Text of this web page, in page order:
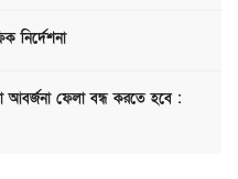
নির্দেশনা
আবর্জনা ফেলা বন্ধ করতে হবে :